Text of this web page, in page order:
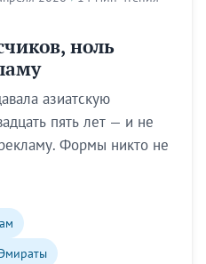
ноль
азиатскую
пять лет — и не
Формы никто не